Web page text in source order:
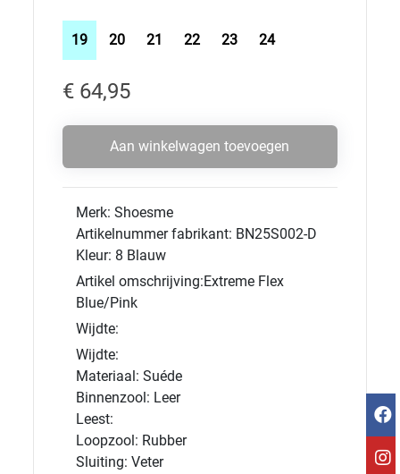
19 20 21 22 23 24
€ 64,95
Aan winkelwagen toevoegen
Merk: Shoesme
Artikelnummer fabrikant: BN25S002-D
Kleur: 8 Blauw
Artikel omschrijving:Extreme Flex
Blue/Pink
Wijdte:
Wijdte:
Materiaal: Suéde
Binnenzool: Leer
Leest:
Loopzool: Rubber
Sluiting: Veter